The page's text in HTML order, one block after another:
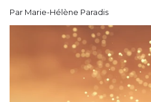
Par Marie-Hélène Paradis